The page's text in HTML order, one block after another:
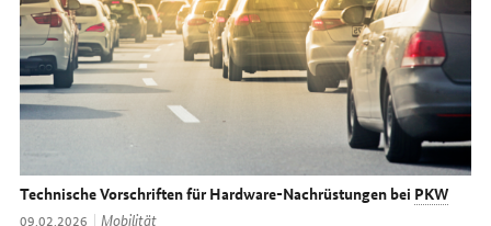
Technische Vorschriften fürHardware-Nachrüstungen bei PKW
Datum:
09.02.2026 Thema:
Mobilität